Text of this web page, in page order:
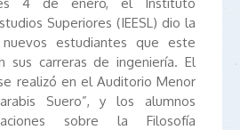
Superiores (IEESL) dio la
estudiantes que este
sus carreras de ingeniería. El
realizó en el Auditorio Menor
Suero”, y los alumnos
sobre la Filosofía